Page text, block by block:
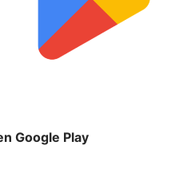
Google Play